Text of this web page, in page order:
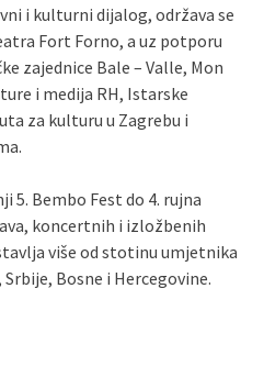
i kulturni dijalog, održava se
Fort Forno, a uz potporu
zajednice Bale – Valle, Mon
i medija RH, Istarske
za kulturu u Zagrebu i
5. Bembo Fest do 4. rujna
koncertnih i izložbenih
više od stotinu umjetnika
Bosne i Hercegovine.